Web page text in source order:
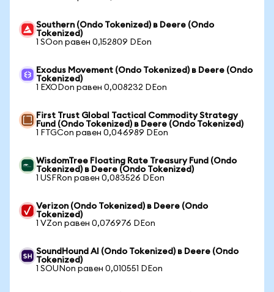
Southern (Ondo Tokenized) в Deere (Ondo
Tokenized)
1 SOon равен 0,152809 DEon
Exodus Movement (Ondo Tokenized) в Deere (Ondo
Tokenized)
1 EXODon равен 0,008232 DEon
First Trust Global Tactical Commodity Strategy
Fund (Ondo Tokenized) в Deere (Ondo Tokenized)
1 FTGCon равен 0,046989 DEon
WisdomTree Floating Rate Treasury Fund (Ondo
Tokenized) в Deere (Ondo Tokenized)
1 USFRon равен 0,083526 DEon
Verizon (Ondo Tokenized) в Deere (Ondo
Tokenized)
1 VZon равен 0,076976 DEon
SoundHound AI (Ondo Tokenized) в Deere (Ondo
Tokenized)
1 SOUNon равен 0,010551 DEon